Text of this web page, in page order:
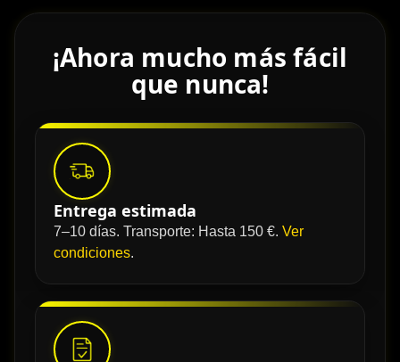
¡Ahora mucho más fácil
que nunca!
Entrega estimada
7–10 días. Transporte: Hasta 150 €. Ver
condiciones.